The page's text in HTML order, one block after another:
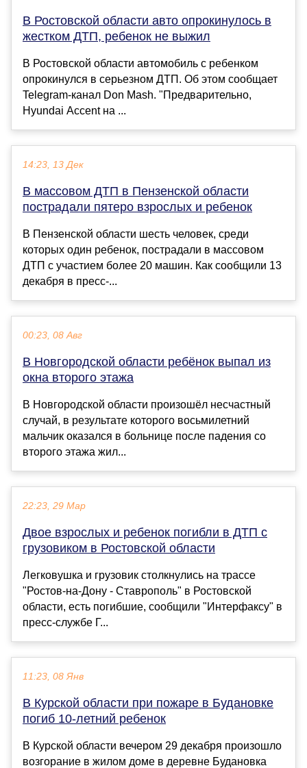
В Ростовской области авто опрокинулось в
жестком ДТП, ребенок не выжил
В Ростовской области автомобиль с ребенком
опрокинулся в серьезном ДТП. Об этом сообщает
Telegram-канал Don Mash. "Предварительно,
Hyundai Accent на ...
14:23, 13 Дек
В массовом ДТП в Пензенской области
пострадали пятеро взрослых и ребенок
В Пензенской области шесть человек, среди
которых один ребенок, пострадали в массовом
ДТП с участием более 20 машин. Как сообщили 13
декабря в пресс-...
00:23, 08 Авг
В Новгородской области ребёнок выпал из
окна второго этажа
В Новгородской области произошёл несчастный
случай, в результате которого восьмилетний
мальчик оказался в больнице после падения со
второго этажа жил...
22:23, 29 Мар
Двое взрослых и ребенок погибли в ДТП с
грузовиком в Ростовской области
Легковушка и грузовик столкнулись на трассе
"Ростов-на-Дону - Ставрополь" в Ростовской
области, есть погибшие, сообщили "Интерфаксу" в
пресс-службе Г...
11:23, 08 Янв
В Курской области при пожаре в Будановке
погиб 10-летний ребенок
В Курской области вечером 29 декабря произошло
возгорание в жилом доме в деревне Будановка